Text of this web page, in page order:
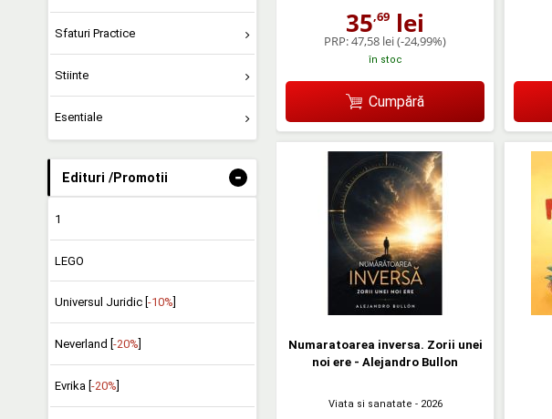
Sfaturi Practice
Stiinte
Esentiale
Edituri /Promotii -
1
LEGO
Universul Juridic [ -10%
Neverland [ -20%
Evrika [ -20%
35,69 lei
PRP:47,58 lei(-24,99%)
în stoc
Cumpără
Numaratoarea inversa. Zorii unei
noi ere - Alejandro Bullon
Viata si sanatate - 2026